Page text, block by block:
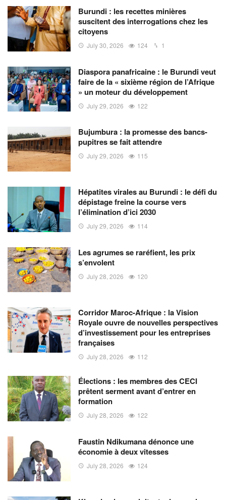
Burundi : les recettes minières
suscitent des interrogations chez les
citoyens
July 30, 2026 124 1
Diaspora panafricaine : le Burundi veut
faire de la « sixième région de l’Afrique
» un moteur du développement
July 29, 2026 122
Bujumbura : la promesse des bancs-
pupitres se fait attendre
July 29, 2026 115
Hépatites virales au Burundi : le défi du
dépistage freine la course vers
l’élimination d’ici 2030
July 29, 2026 114
Les agrumes se raréfient, les prix
s’envolent
July 28, 2026 120
Corridor Maroc-Afrique : la Vision
Royale ouvre de nouvelles perspectives
d’investissement pour les entreprises
françaises
July 28, 2026 112
Élections : les membres des CECI
prêtent serment avant d’entrer en
formation
July 28, 2026 122
Faustin Ndikumana dénonce une
économie à deux vitesses
July 28, 2026 124